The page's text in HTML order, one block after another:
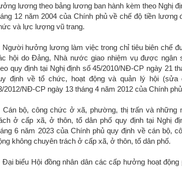
lương theo bảng lương ban hành kèm theo Nghị
12 năm 2004 của Chính phủ về chế độ tiền
và lực lượng vũ trang.
Người hưởng lương làm việc trong chỉ tiêu biên chế
hội do Đảng, Nhà nước giao nhiệm vụ được ngân
quy định tại Nghị định số 45/2010/NĐ-CP ngày 21
định về tổ chức, hoạt động và quản lý hội (sửa
2012/NĐ-CP ngày 13 tháng 4 năm 2012 của Chính
Cán bộ, công chức ở xã, phường, thị trấn và những
ở cấp xã, ở thôn, tổ dân phố quy định tại Nghị
6 năm 2023 của Chính phủ quy định về cán bộ,
không chuyên trách ở cấp xã, ở thôn, tổ dân phố.
Đại biểu Hội đồng nhân dân các cấp hưởng hoạt